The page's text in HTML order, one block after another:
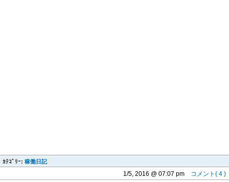
ｶﾃｺﾞﾘｰ: 稼働日記
1/5, 2016 @ 07:07 pm コメント( 4 )